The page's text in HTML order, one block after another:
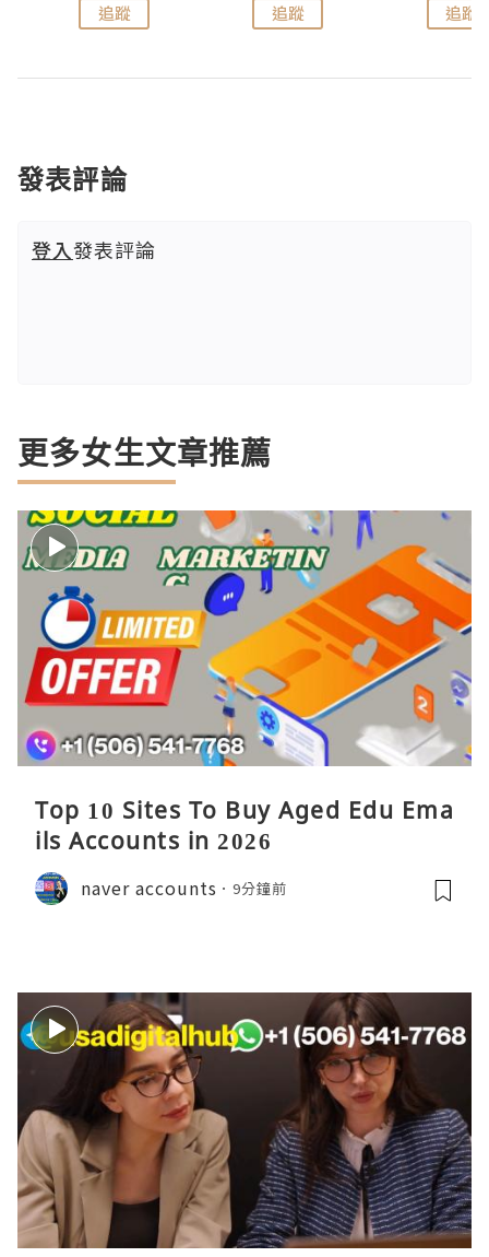
追蹤 追蹤 追蹤
發表評論
登入發表評論
更多女生文章推薦
Top 10 Sites To Buy Aged Edu Ema
ils Accounts in 2026
naver accounts 9分鐘前